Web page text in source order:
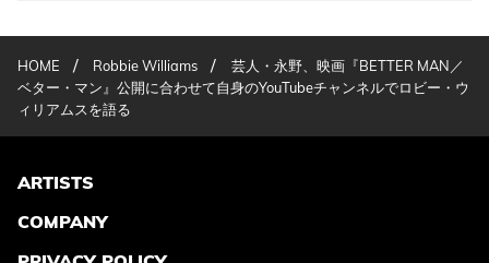
HOME / Robbie Williams /
芸人・永野、映画『BETTER MAN／
ベター・マン』公開に合わせて自身のYouTubeチャンネルでロビー・ウ
ィリアムスを語る
ARTISTS
COMPANY